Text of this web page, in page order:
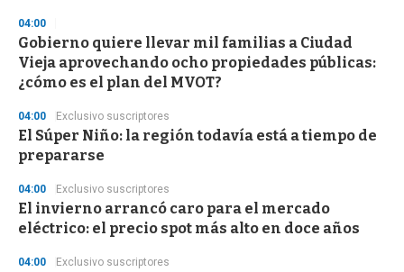
04:00
Gobierno quiere llevar mil familias a Ciudad
Vieja aprovechando ocho propiedades públicas:
¿cómo es el plan del MVOT?
04:00 Exclusivo suscriptores
El Súper Niño: la región todavía está a tiempo de
prepararse
04:00 Exclusivo suscriptores
El invierno arrancó caro para el mercado
eléctrico: el precio spot más alto en doce años
04:00 Exclusivo suscriptores